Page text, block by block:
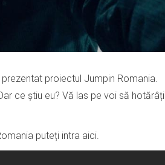
proiectul Jumpin Romania.
ce știu eu? Vă las pe voi să hotărâți
puteți intra aici.